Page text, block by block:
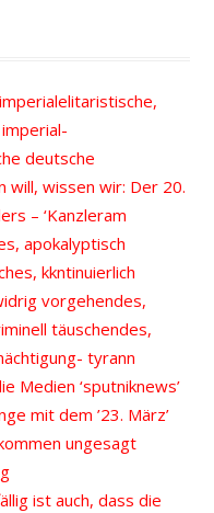
deutsche
will, wissen wir: Der 20.
– ‘Kanzleram
apokalyptisch
kkntinuierlich
vorgehendes,
täuschendes,
tyrann
Medien ‘sputniknews’
mit dem ’23. März’
ungesagt
ist auch, dass die